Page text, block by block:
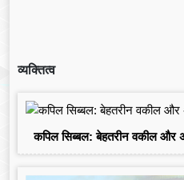
व्यक्तित्व
कपिल सिब्बल: बेहतरीन वकील और